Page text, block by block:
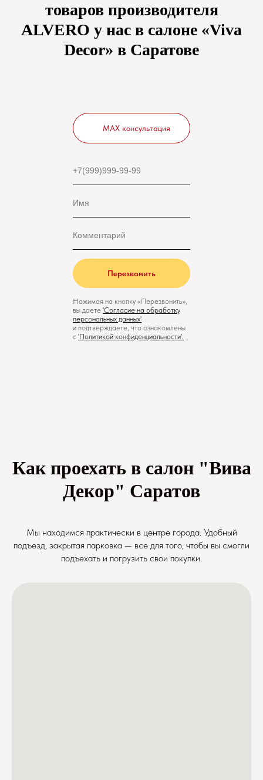
товаров производителя
ALVERO у нас в салоне «Viva
Decor» в Саратове
Перезвонить
Нажимая на кнопку «Перезвонить»,
вы даете 'Cогласие на обработку
персональных данных'
и подтверждаете, что ознакомлены
с 'Политикой конфиденциальности'.
MAX консультация
Как проехать в салон "Вива
Декор" Саратов
Мы находимся практически в центре города. Удобный
подъезд, закрытая парковка — все для того, чтобы вы смогли
подъехать и погрузить свои покупки.